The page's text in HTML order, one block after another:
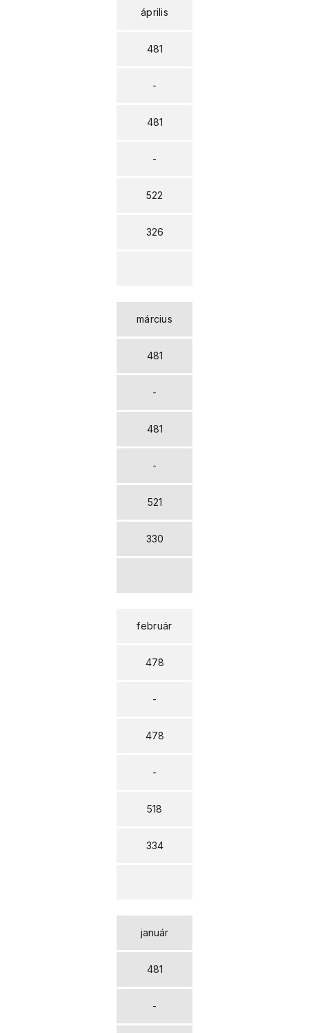
április
481
-
481
-
522
326
március
481
-
481
-
521
330
február
478
-
478
-
518
334
január
481
-